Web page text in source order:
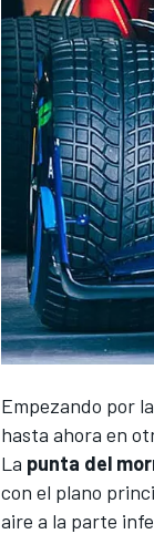
WEC
Empezando por
hasta ahora en
La punta del
con el plano
aire a la parte